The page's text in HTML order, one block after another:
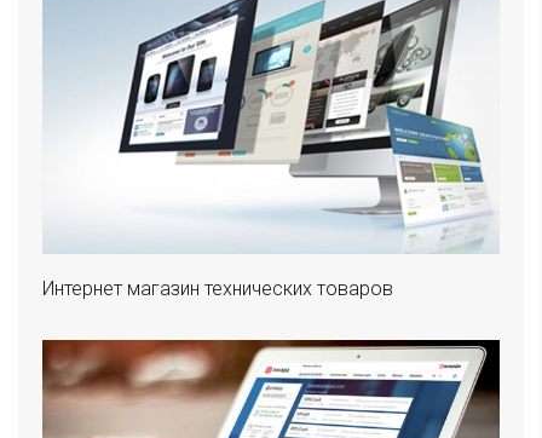
Интернет магазин технических товаров